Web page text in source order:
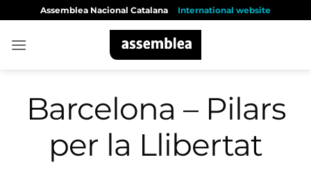
content
Assemblea Nacional Catalana International website
Barcelona – Pilars
per la Llibertat